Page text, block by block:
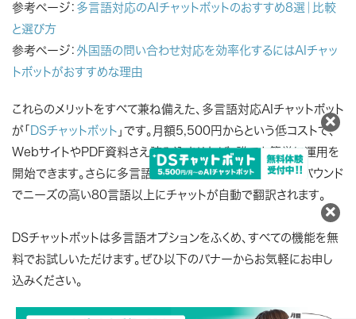
参考ページ： 多言語対応のAIチャットボットのおすすめ8選｜比較
と選び方
参考ページ： 外国語の問い合わせ対応を効率化するにはAIチャッ
トボットがおすすめな理由
これらのメリットをすべて兼ね備えた、多言語対応AIチャットボット
が「
DSチャットボット 」です。月額5,500円からという低コストで、
WebサイトやPDF資料さえ読み込ませれば、誰でも簡単に運用を
開始できます。さらに多言語オプションを導入すれば、インバウンド
でニーズの高い80言語以上にチャットが自動で翻訳されます。
DSチャットボットは多言語オプションをふくめ、すべての機能を無
料でお試しいただけます。ぜひ以下のバナーからお気軽にお申し
込みください。